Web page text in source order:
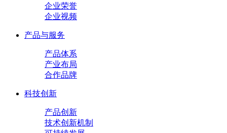
企业荣誉
企业视频
产品与服务
产品体系
产业布局
合作品牌
科技创新
产品创新
技术创新机制